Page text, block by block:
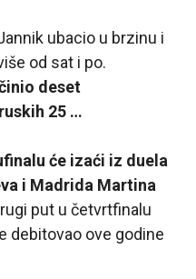
ubacio u brzinu i
od sat i po.
deset
25 …
će izaći iz duela
i Madrida Martina
put u četvrtfinalu
debitovao ove godine